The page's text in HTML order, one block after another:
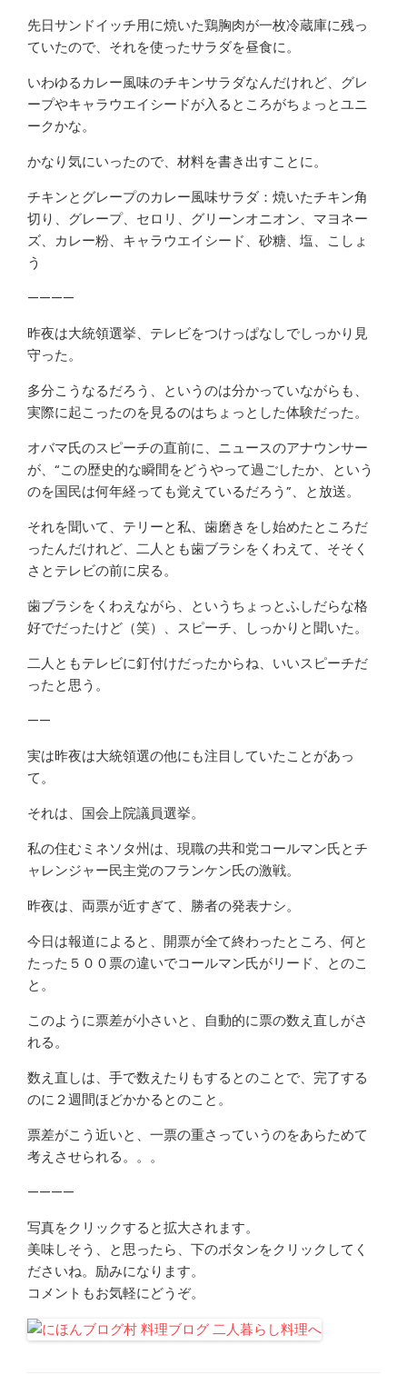
先日サンドイッチ用に焼いた鶏胸肉が一枚冷蔵庫に残っ
ていたので、それを使ったサラダを昼食に。
いわゆるカレー風味のチキンサラダなんだけれど、グレ
ープやキャラウエイシードが入るところがちょっとユニ
ークかな。
かなり気にいったので、材料を書き出すことに。
チキンとグレープのカレー風味サラダ：焼いたチキン角
切り、グレープ、セロリ、グリーンオニオン、マヨネー
ズ、カレー粉、キャラウエイシード、砂糖、塩、こしょ
う
————
昨夜は大統領選挙、テレビをつけっぱなしでしっかり見
守った。
多分こうなるだろう、というのは分かっていながらも、
実際に起こったのを見るのはちょっとした体験だった。
オバマ氏のスピーチの直前に、ニュースのアナウンサー
が、“この歴史的な瞬間をどうやって過ごしたか、という
のを国民は何年経っても覚えているだろう”、と放送。
それを聞いて、テリーと私、歯磨きをし始めたところだ
ったんだけれど、二人とも歯ブラシをくわえて、そそく
さとテレビの前に戻る。
歯ブラシをくわえながら、というちょっとふしだらな格
好でだったけど（笑）、スピーチ、しっかりと聞いた。
二人ともテレビに釘付けだったからね、いいスピーチだ
ったと思う。
——
実は昨夜は大統領選の他にも注目していたことがあっ
て。
それは、国会上院議員選挙。
私の住むミネソタ州は、現職の共和党コールマン氏とチ
ャレンジャー民主党のフランケン氏の激戦。
昨夜は、両票が近すぎて、勝者の発表ナシ。
今日は報道によると、開票が全て終わったところ、何と
たった５００票の違いでコールマン氏がリード、とのこ
と。
このように票差が小さいと、自動的に票の数え直しがさ
れる。
数え直しは、手で数えたりもするとのことで、完了する
のに２週間ほどかかるとのこと。
票差がこう近いと、一票の重さっていうのをあらためて
考えさせられる。。。
————
写真をクリックすると拡大されます。
美味しそう、と思ったら、下のボタンをクリックしてく
ださいね。励みになります。
コメントもお気軽にどうぞ。